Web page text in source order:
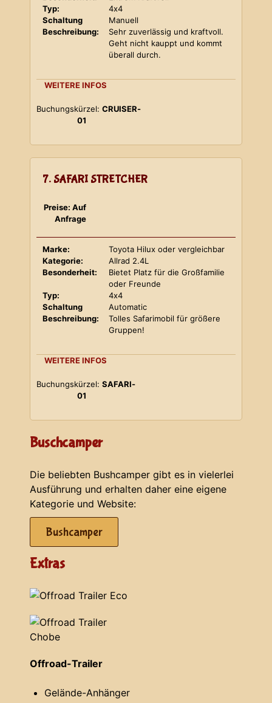
Typ:
4x4
Schaltung
Manuell
Beschreibung:
Sehr zuverlässig und kraftvoll.
Geht nicht kauppt und kommt
überall durch.
WEITERE INFOS
Buchungskürzel: CRUISER-
01
7. SAFARI STRETCHER
Preise: Auf
Anfrage
Marke:
Toyota Hilux oder vergleichbar
Kategorie:
Allrad 2.4L
Besonderheit:
Bietet Platz für die Großfamilie
oder Freunde
Typ:
4x4
Schaltung
Automatic
Beschreibung:
Tolles Safarimobil für größere
Gruppen!
WEITERE INFOS
Buchungskürzel: SAFARI-
01
Buschcamper
Die beliebten Bushcamper gibt es in vielerlei
Ausführung und erhalten daher eine eigene
Kategorie und Website:
Bushcamper
Extras
Offroad-Trailer
Gelände-Anhänger